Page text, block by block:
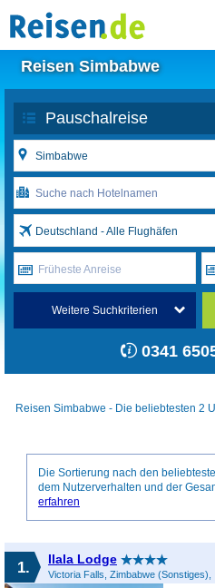
Reisen Simbabwe
Deutschland - Alle Flughäfen
Früheste Anreise
Weitere Suchkriterien
0341
Reisen Simbabwe - Die beliebtesten 2
Die Sortierung nach den
dem Nutzerverhalten und der
erfahren
1. Ilala Lodge